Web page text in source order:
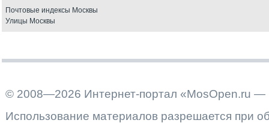
Почтовые индексы Москвы
Улицы Москвы
© 2008—2026 Интернет-портал «MosOpen.ru —
Использование материалов разрешается при